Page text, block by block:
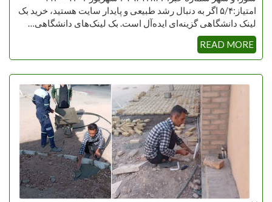
امتیاز:۵/۴ اگر به دنبال رشد طبیعی و پایدار سایت هستید، خرید بک
لینک دانشگاهی گزینه‌ای ایده‌آل است. بک لینک‌های دانشگاهی…
READ MORE